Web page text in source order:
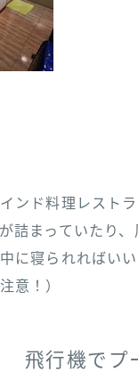
ンド料理レスト
詰まっていたり
に寝られればい
意！）
行機でプ